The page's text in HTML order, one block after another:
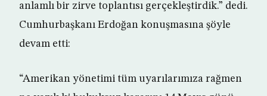
anlamlı bir zirve toplantısı gerçekleştirdik.” dedi.
Cumhurbaşkanı Erdoğan konuşmasına şöyle
devam etti:
“Amerikan yönetimi tüm uyarılarımıza rağmen